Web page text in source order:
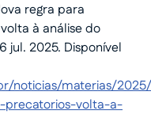
regra para
à análise do
jul. 2025. Disponível
noticias/materias/
volta-a-